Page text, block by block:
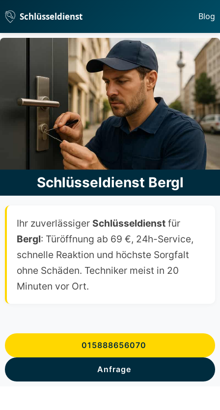
Schlüsseldienst Blog
Schlüsseldienst Bergl
Ihr zuverlässiger Schlüsseldienst für
Bergl: Türöffnung ab 69 €, 24h-Service,
schnelle Reaktion und höchste Sorgfalt
ohne Schäden. Techniker meist in 20
Minuten vor Ort.
015888656070
Anfrage